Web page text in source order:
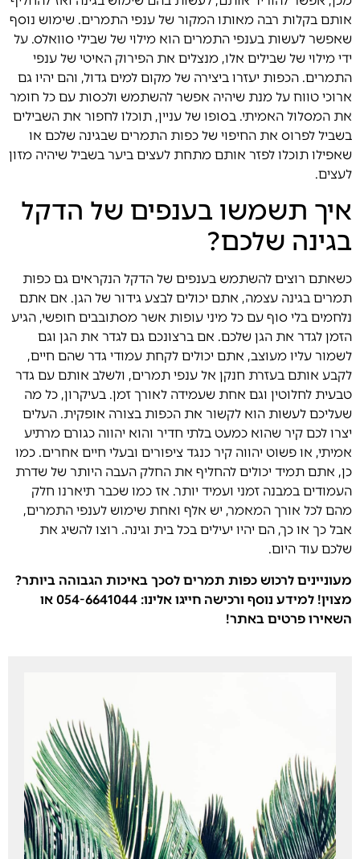
אותם בקלות רבה מאותו המקור של ענפי התמרים. שימוש נוסף
שאפשר לעשות בענפי התמרים הוא מילוי של שבילי סוואלס. על
ידי מילוי של שבילים אלו, מנצלים את הפירוק האיטי של ענפי
התמרים. הכפות יעזרו ביצירה של מקום למים גדול, והם יהיו גם
ארוכי טווח על מנת שיהיה אפשר להשתמש ולכסות עם כל חומר
את המסלול האמיתי. בסופו של עניין, תוכלו לחפור את השבילים
בשביל לפרוס את החיפוי של כפות התמרים שבגינה שלכם או
שאפילו תוכלו לפזר אותם מתחת לעצים ביער בשביל שיהיה מזון
לעצים.
איך תשמשו בענפים של הדקל
בגינה שלכם?
כשאתם רוצים להשתמש בענפים של הדקל הנקראים גם כפות
תמרים בגינה עצמה, אתם יכולים לבצע גידור של הגן. אם אתם
נלחמים בלי סוף עם כל מיני עופות אשר מסתובבים חופשי, הגיע
הזמן לגדר את הגן שלכם. אם ברצונכם גם לגדר את הגן וגם
לשמור עליו מעוצב, אתם יכולים לקחת עמודי גדר שהם חיים,
לקבע אותם בעזרת חנקן אל ענפי תמרים, ולשלב אותם עם גדר
טבעית לחלוטין וגם אחת שעמידה לאורך זמן. בעיקרון, כל מה
שעליכם לעשות הוא לקשור את הכפות בצורה אופקית. העלים
יצרו לכם קיר שהוא כמעט בלתי חדיר והוא יהווה כגורם מרתיע
אמיתי, או פשוט יהווה קיר כנגד ציפורים ובעלי חיים אחרים. כמו
כן, אתם תמיד יכולים להחליף את החלק העבה היותר של שדרת
העמודים במבנה זמני ועמיד יותר. אז כמו שכבר תיארנו חלק
מהם לכל אורך המאמר, יש אלף ואחת שימוש לענפי התמרים,
אבל כך או כך, הם יהיו יעילים בכל בית וגינה. רוצו להשיג את
שלכם עוד היום.
מעוניינים לרכוש כפות תמרים לסכך באיכות הגבוהה ביותר?
מצוין! למידע נוסף ורכישה חייגו אלינו: 054-6641044 או
השאירו פרטים באתר!